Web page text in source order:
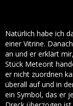
Natürlich habe ich
einer Vitrine.
an und er erklärt
Stück Meteorit
er nicht zuordnen
überall auf und in
ein Symbol, das er